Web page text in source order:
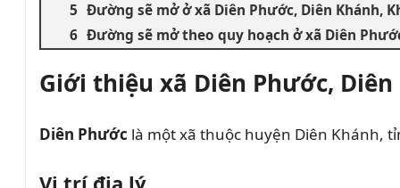
Đường sẽ mở ở xã Diên Phước, Diên Khánh,
Đường sẽ mở theo quy hoạch ở xã Diên
Giới thiệu xã Diên Phước,
Diên Phước là một xã thuộc huyện Diên Khánh,
Vị trí địa lý